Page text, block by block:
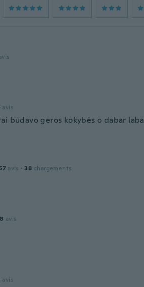
avis
būdavo geros kokybės o dabar
avis · 38 chargements
avis
avis